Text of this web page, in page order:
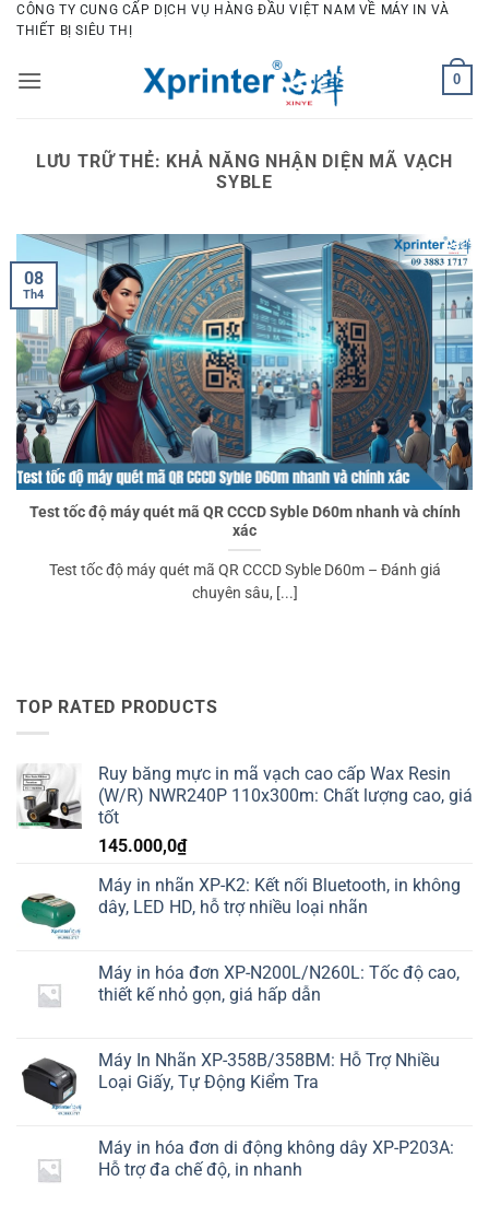
Bỏ
qua
dung
CÔNG TY CUNG CẤP DỊCH VỤ HÀNG ĐẦU VIỆT NAM VỀ MÁY IN VÀ
THIẾT BỊ SIÊU THỊ
0
LƯU TRỮ THẺ: KHẢ NĂNG NHẬN DIỆN MÃ VẠCH
SYBLE
Test tốc độ máy quét mã QR CCCD Syble D60m nhanh và chính
xác
Test tốc độ máy quét mã QR CCCD Syble D60m – Đánh giá
chuyên sâu, [...]
08
Th4
TOP RATED PRODUCTS
Ruy băng mực in mã vạch cao cấp Wax Resin
(W/R) NWR240P 110x300m: Chất lượng cao, giá
tốt
145.000,0₫
Máy in nhãn XP-K2: Kết nối Bluetooth, in không
dây, LED HD, hỗ trợ nhiều loại nhãn
Máy in hóa đơn XP-N200L/N260L: Tốc độ cao,
thiết kế nhỏ gọn, giá hấp dẫn
Máy In Nhãn XP-358B/358BM: Hỗ Trợ Nhiều
Loại Giấy, Tự Động Kiểm Tra
Máy in hóa đơn di động không dây XP-P203A:
Hỗ trợ đa chế độ, in nhanh